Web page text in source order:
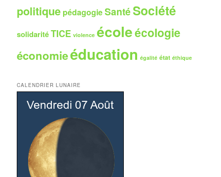
politique pédagogieSantéSociété
solidaritéTICE violence écoleécologie
économieéducation égalité état éthique
CALENDRIER LUNAIRE